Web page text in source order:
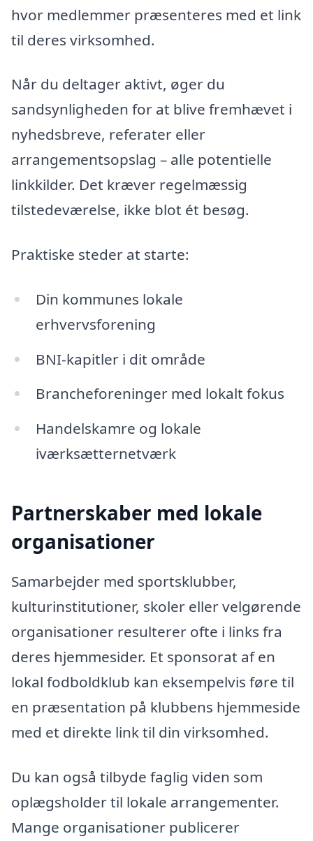
hvor medlemmer præsenteres med et link
til deres virksomhed.
Når du deltager aktivt, øger du
sandsynligheden for at blive fremhævet i
nyhedsbreve, referater eller
arrangementsopslag – alle potentielle
linkkilder. Det kræver regelmæssig
tilstedeværelse, ikke blot ét besøg.
Praktiske steder at starte:
Din kommunes lokale
erhvervsforening
BNI-kapitler i dit område
Brancheforeninger med lokalt fokus
Handelskamre og lokale
iværksætternetværk
Partnerskaber med lokale
organisationer
Samarbejder med sportsklubber,
kulturinstitutioner, skoler eller velgørende
organisationer resulterer ofte i links fra
deres hjemmesider. Et sponsorat af en
lokal fodboldklub kan eksempelvis føre til
en præsentation på klubbens hjemmeside
med et direkte link til din virksomhed.
Du kan også tilbyde faglig viden som
oplægsholder til lokale arrangementer.
Mange organisationer publicerer